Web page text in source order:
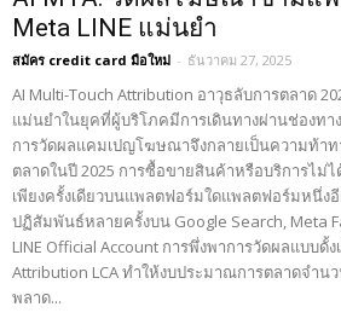
Meta LINE แม่นยำ
สมัคร credit card มือใหม่ - ธันวาคม 27, 2025
AI Multi-Touch Attribution อาวุธลับการตลาด
แม่นยำในยุคที่ผู้บริโภคมีการเดินทางผ่านช่องท
การวัดผลแคมเปญโฆษณาจึงกลายเป็นความท้า
ตลาดในปี 2025 การซื้อขายสินค้าหรือบริการไม่
เพียงครั้งเดียวบนแพลตฟอร์มใดแพลตฟอร์มหนึ่ง
ปฏิสัมพันธ์หลายครั้งบน Google Search, Meta
LINE Official Account การพึ่งพาการวัดผลแบบดั้ง
Attribution LCA ทำให้งบประมาณการตลาดจำน
พลาด...